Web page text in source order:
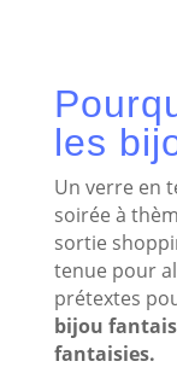
les
Un verre en
soirée à
sortie
tenue pour
prétextes
bijou
fantaisies.